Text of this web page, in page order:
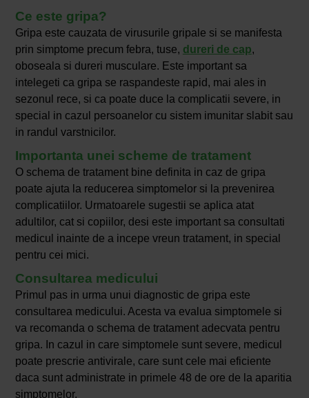
Ce este gripa?
Gripa este cauzata de virusurile gripale si se manifesta
prin simptome precum febra, tuse, dureri de cap,
oboseala si dureri musculare. Este important sa
intelegeti ca gripa se raspandeste rapid, mai ales in
sezonul rece, si ca poate duce la complicatii severe, in
special in cazul persoanelor cu sistem imunitar slabit sau
in randul varstnicilor.
Importanta unei scheme de tratament
O schema de tratament bine definita in caz de gripa
poate ajuta la reducerea simptomelor si la prevenirea
complicatiilor. Urmatoarele sugestii se aplica atat
adultilor, cat si copiilor, desi este important sa consultati
medicul inainte de a incepe vreun tratament, in special
pentru cei mici.
Consultarea medicului
Primul pas in urma unui diagnostic de gripa este
consultarea medicului. Acesta va evalua simptomele si
va recomanda o schema de tratament adecvata pentru
gripa. In cazul in care simptomele sunt severe, medicul
poate prescrie antivirale, care sunt cele mai eficiente
daca sunt administrate in primele 48 de ore de la aparitia
simptomelor.